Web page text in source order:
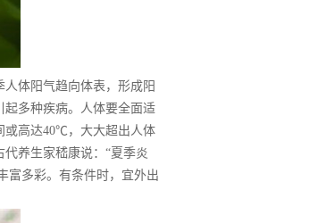
体阳气趋向体表，形成阳
多种疾病。人体要全面适
或高达40℃，大大超出人体
养生家嵇康说：“夏季炎
富多彩。有条件时，宜外出